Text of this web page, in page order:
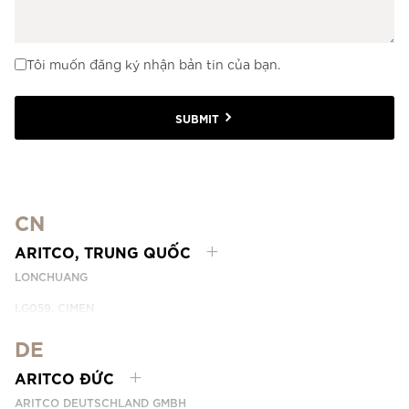
Tôi muốn đăng ký nhận bản tin của bạn.
SUBMIT
CN
ARITCO, TRUNG QUỐC
LONCHUANG
LG059, CIMEN
SHANGHAI, CHINA
EMAIL:INFO.CHINA@ARITCO.COM
ĐIỆN THOẠI: +86 400 6233 121
LIÊN HỆ
DE
ARITCO ĐỨC
ARITCO DEUTSCHLAND GMBH